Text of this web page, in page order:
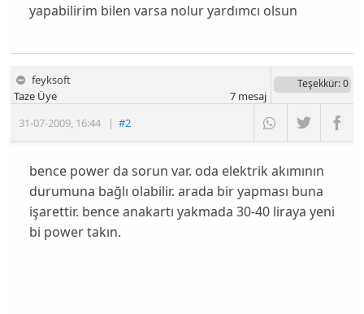
yapabilirim bilen varsa nolur yardımcı olsun
feyksoft
31-07-2009, 16:44 |#2
Taze Üye
Teşekkür: 0
7mesaj
bence power da sorun var. oda elektrik akımının
durumuna bağlı olabilir. arada bir yapması buna
işarettir. bence anakartı yakmada 30-40 liraya yeni
bi power takın.